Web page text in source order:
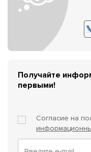
Получайте
первыми!
Согласие на